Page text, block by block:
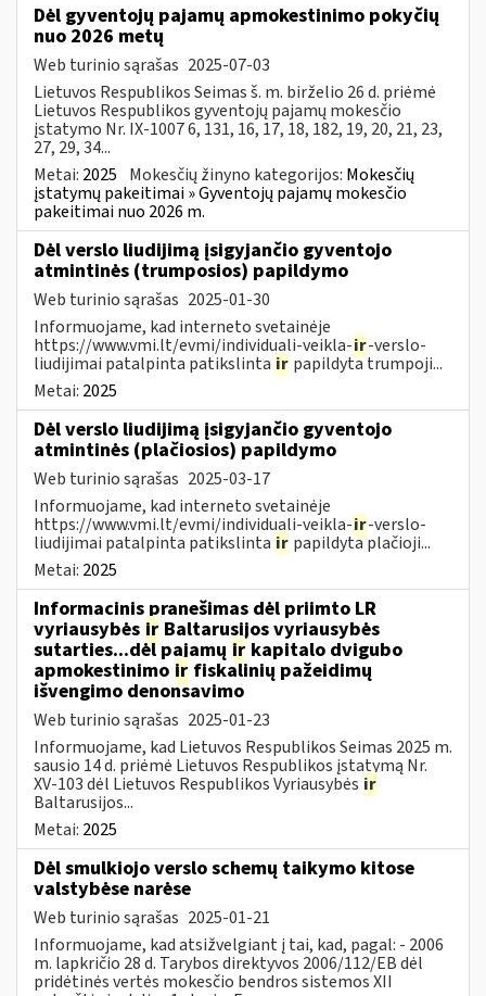
Dėl gyventojų pajamų apmokestinimo pokyčių
nuo 2026 metų
Web turinio sąrašas 2025-07-03
Lietuvos Respublikos Seimas š. m. birželio 26 d. priėmė
Lietuvos Respublikos gyventojų pajamų mokesčio
įstatymo Nr. IX-1007 6, 131, 16, 17, 18, 182, 19, 20, 21, 23,
27, 29, 34...
Metai: 2025 Mokesčių žinyno kategorijos: Mokesčių
įstatymų pakeitimai » Gyventojų pajamų mokesčio
pakeitimai nuo 2026 m.
Dėl verslo liudijimą įsigyjančio gyventojo
atmintinės (trumposios) papildymo
Web turinio sąrašas 2025-01-30
Informuojame, kad interneto svetainėje
https://www.vmi.lt/evmi/individuali-veikla-ir-verslo-
liudijimai patalpinta patikslinta ir papildyta trumpoji...
Metai: 2025
Dėl verslo liudijimą įsigyjančio gyventojo
atmintinės (plačiosios) papildymo
Web turinio sąrašas 2025-03-17
Informuojame, kad interneto svetainėje
https://www.vmi.lt/evmi/individuali-veikla-ir-verslo-
liudijimai patalpinta patikslinta ir papildyta plačioji...
Metai: 2025
Informacinis pranešimas dėl priimto LR
vyriausybės ir Baltarusijos vyriausybės
sutarties...dėl pajamų ir kapitalo dvigubo
apmokestinimo ir fiskalinių pažeidimų
išvengimo denonsavimo
Web turinio sąrašas 2025-01-23
Informuojame, kad Lietuvos Respublikos Seimas 2025 m.
sausio 14 d. priėmė Lietuvos Respublikos įstatymą Nr.
XV-103 dėl Lietuvos Respublikos Vyriausybės ir
Baltarusijos...
Metai: 2025
Dėl smulkiojo verslo schemų taikymo kitose
valstybėse narėse
Web turinio sąrašas 2025-01-21
Informuojame, kad atsižvelgiant į tai, kad, pagal: - 2006
m. lapkričio 28 d. Tarybos direktyvos 2006/112/EB dėl
pridėtinės vertės mokesčio bendros sistemos XII